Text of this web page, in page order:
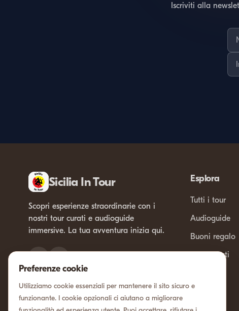
Iscriviti alla
Sicilia In Tour
Scopri esperienze straordinarie con i
nostri tour curati e audioguide
immersive. La tua avventura inizia qui.
Esplora
Tutti i tour
Audioguide
Buoni regalo
Tour privati
Preferenze cookie
Utilizziamo cookie essenziali per mantenere il sito sicuro e
funzionante. I cookie opzionali ci aiutano a migliorare